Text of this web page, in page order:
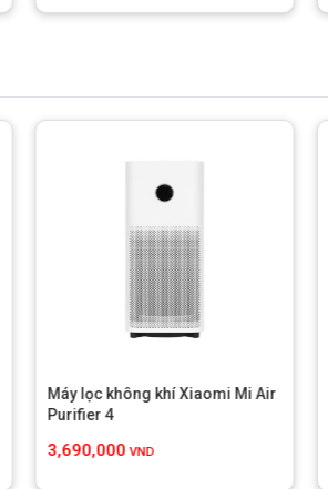
Máy lọc không khí Xiaomi Mi Air
Purifier 4
3,690,000 VND